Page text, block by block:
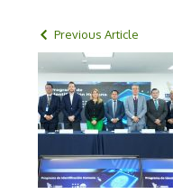
Previous Article